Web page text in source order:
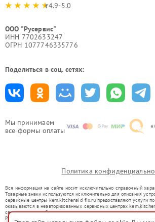
Мы принимаем
все формы оплаты
4.9-5.0
ООО "Русервис"
ИНН 7702633247
ОГРН 1077746335776
Поделиться в соц. сетях:
Политика
Вся информация на сайте носит исключительно справочный
Товарные знаки используются исключительно для описания
сервисные центры kem.kitchenaid-fix.ru предоставляют услуги по
оказываются в неавторизованных сервисных центрах
связаны с правообладателями товарных знаков или их
Ремонт осуществляется для устройств, уже введенных в